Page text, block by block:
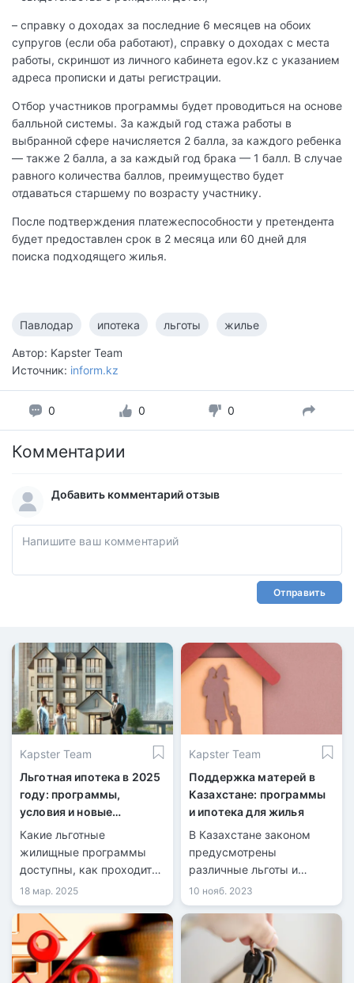
– справку о доходах за последние 6 месяцев на обоих
супругов (если оба работают), справку о доходах с места
работы, скриншот из личного кабинета egov.kz с указанием
адреса прописки и даты регистрации.
Отбор участников программы будет проводиться на основе
балльной системы. За каждый год стажа работы в
выбранной сфере начисляется 2 балла, за каждого ребенка
— также 2 балла, а за каждый год брака — 1 балл. В случае
равного количества баллов, преимущество будет
отдаваться старшему по возрасту участнику.
После подтверждения платежеспособности у претендента
будет предоставлен срок в 2 месяца или 60 дней для
поиска подходящего жилья.
Павлодар ипотека льготы жилье
Автор: Kapster Team
Источник: inform.kz
0 0 0
Комментарии
Добавить комментарий отзыв
Отправить
Kapster Team
Льготная ипотека в 2025
году: программы,
условия и новые
возможности
Какие льготные
жилищные программы
доступны, как проходит
отбор участников и чего
ждать в 2025 году?
18 мар. 2025
Kapster Team
Поддержка матерей в
Казахстане: программы
и ипотека для жилья
В Казахстане законом
предусмотрены
различные льготы и
материальная поддержка
как для семей с
многодетными матерями,
так и для неполных
семей. Однако
информация о них не
10 нояб. 2023